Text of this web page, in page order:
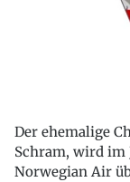
Der ehemalige
Schram, wird im
Norwegian Air